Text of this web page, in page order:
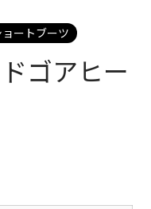
ョートブーツ
ゴアヒー